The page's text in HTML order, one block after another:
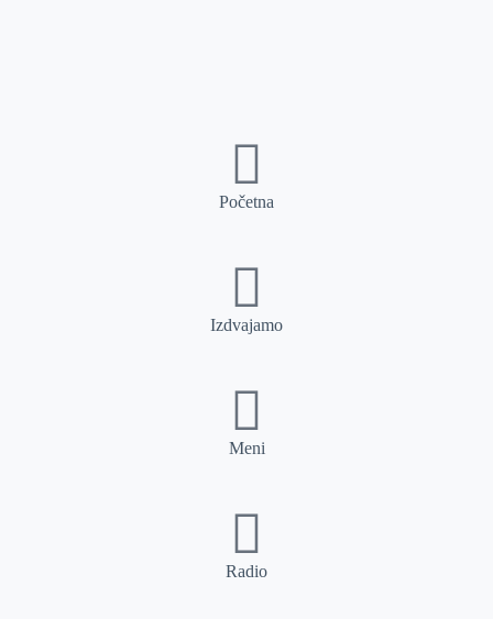
Početna
Izdvajamo
Meni
Radio